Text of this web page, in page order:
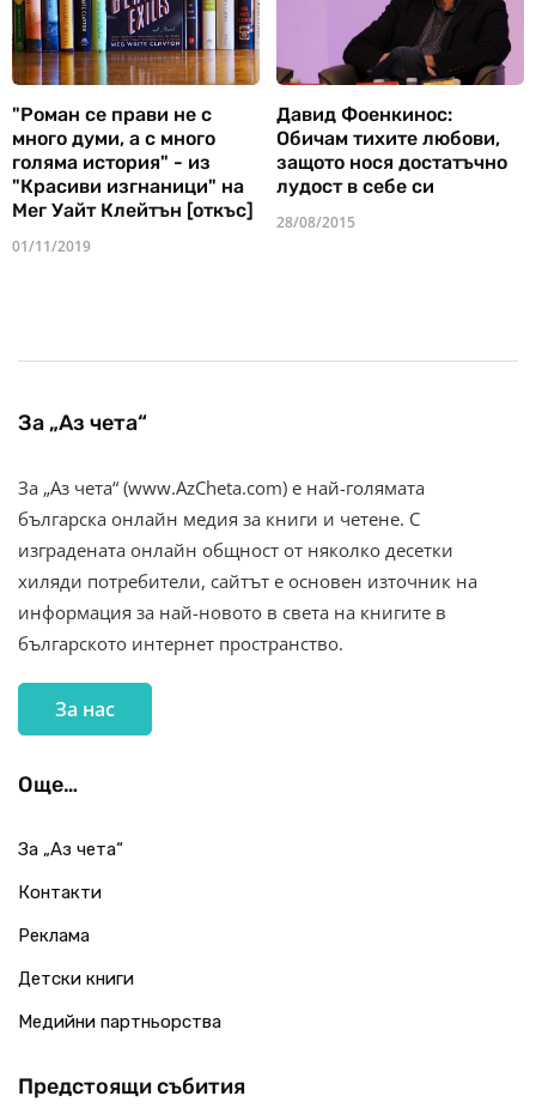
"Роман се прави не с
много думи, а с много
голяма история" - из
"Красиви изгнаници" на
Мег Уайт Клейтън [откъс]
01/11/2019
Давид Фоенкинос:
Обичам тихите любови,
защото нося достатъчно
лудост в себе си
28/08/2015
За „Аз чета“
За „Аз чета“ (www.AzCheta.com) е най-голямата
българска онлайн медия за книги и четене. С
изградената онлайн общност от няколко десетки
хиляди потребители, сайтът е основен източник на
информация за най-новото в света на книгите в
българското интернет пространство.
За нас
Още…
За „Аз чета“
Контакти
Реклама
Детски книги
Медийни партньорства
Предстоящи събития